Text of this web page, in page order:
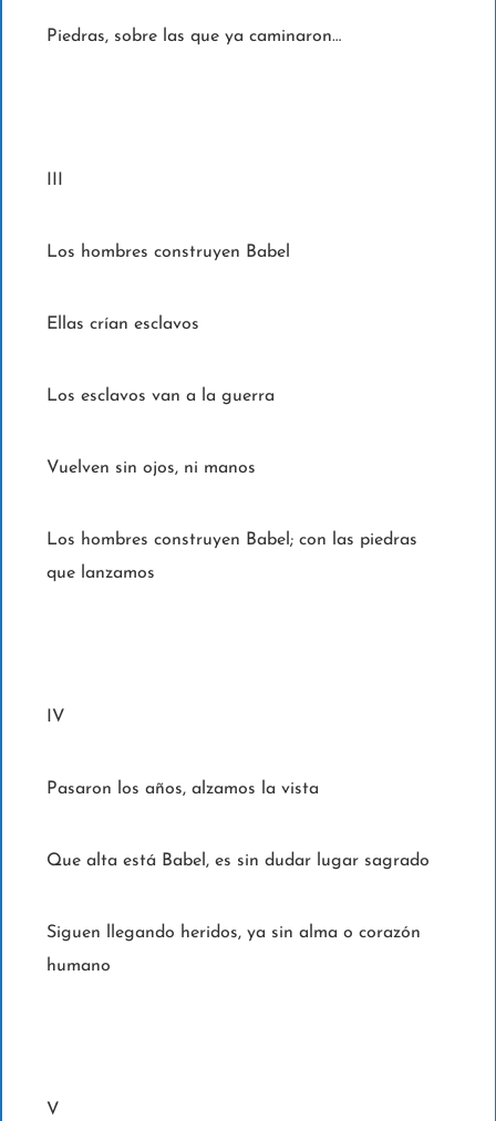
Piedras, sobre las que ya caminaron…
III
Los hombres construyen Babel
Ellas crían esclavos
Los esclavos van a la guerra
Vuelven sin ojos, ni manos
Los hombres construyen Babel; con las piedras
que lanzamos
IV
Pasaron los años, alzamos la vista
Que alta está Babel, es sin dudar lugar sagrado
Siguen llegando heridos, ya sin alma o corazón
humano
V